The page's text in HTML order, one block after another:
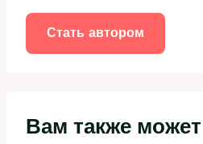
Стать автором
Вам также может